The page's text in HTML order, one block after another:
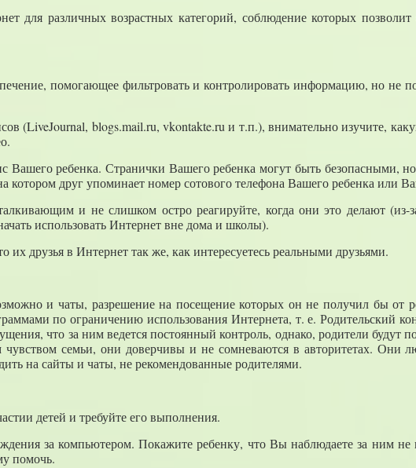
для различных возрастных категорий, соблюдение которых
помогающее фильтровать и контролировать информацию, но не
(LiveJournal, blogs.mail.ru, vkontakte.ru и т.п.), внимательно изучите,
Вашего ребенка. Странички Вашего ребенка могут быть безопасными,
котором друг упоминает номер сотового телефона Вашего ребенка или
и не слишком остро реагируйте, когда они это делают (из-
использовать Интернет вне дома и школы).
их друзья в Интернет так же, как интересуетесь реальными друзьями.
и чаты, разрешение на посещение которых он не получил бы от
по ограничению использования Интернета, т. е. Родительский
что за ним ведется постоянный контроль, однако, родители будут
семьи, они доверчивы и не сомневаются в авторитетах. Они
на сайты и чаты, не рекомендованные родителями.
детей и требуйте его выполнения.
за компьютером. Покажите ребенку, что Вы наблюдаете за ним не
помочь.